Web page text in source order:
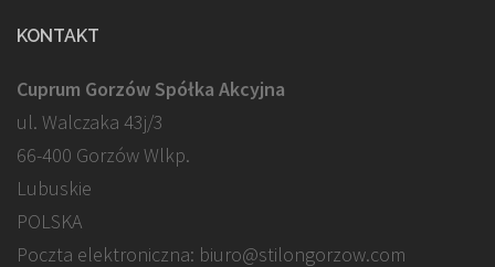
KONTAKT
Cuprum Gorzów Spółka Akcyjna
ul. Walczaka 43j/3
66-400 Gorzów Wlkp.
Lubuskie
POLSKA
Poczta elektroniczna: biuro@stilongorzow.com